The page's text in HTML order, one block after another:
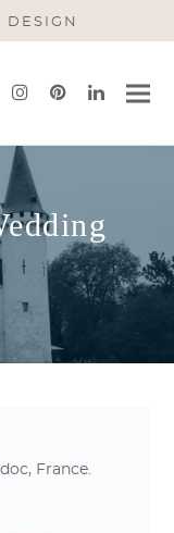
DESIGN
facebook
instagram
pinterest
France.